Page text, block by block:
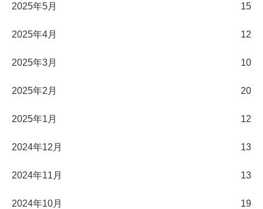
2025年5月 15
2025年4月 12
2025年3月 10
2025年2月 20
2025年1月 12
2024年12月 13
2024年11月 13
2024年10月 19